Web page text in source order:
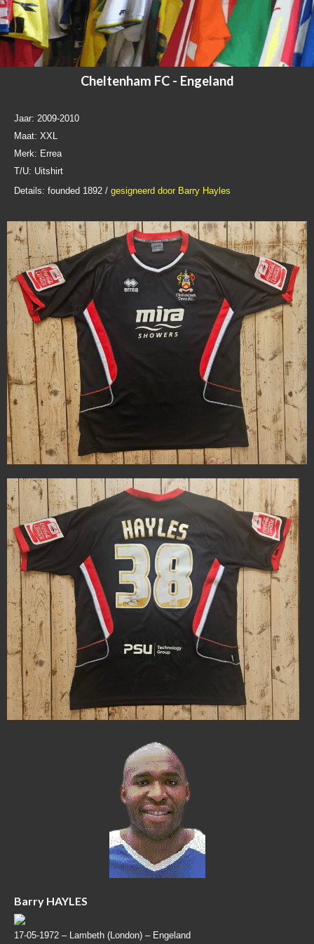
Cheltenham FC - Engeland
Jaar: 2009-2010
Maat: XXL
Merk: Errea
T/U: Uitshirt
Details: founded 1892 / gesigneerd door Barry Hayles
Barry HAYLES
17-05-1972 – Lambeth (London) – Engeland